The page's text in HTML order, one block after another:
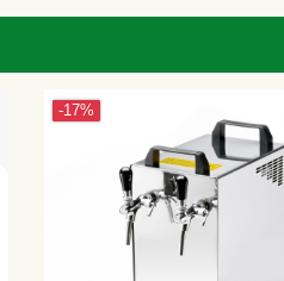
-17%